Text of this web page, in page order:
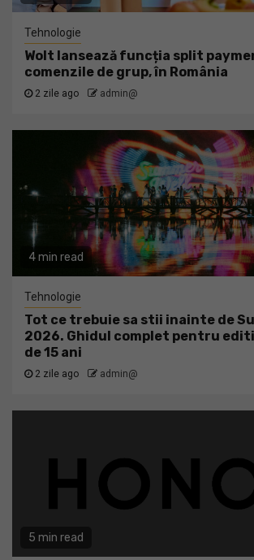
Tehnologie
Wolt lansează funcția split
comenzile de grup, în România
2 zile ago admin@
4 min read
Tehnologie
Tot ce trebuie sa stii inainte de
2026. Ghidul complet pentru
de 15 ani
2 zile ago admin@
5 min read